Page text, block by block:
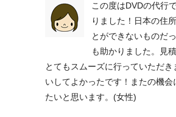
この度はDVDの代行
りました！日本の住
とができないものだ
も助かりました。見
とてもスムーズに行っていただき
いしてよかったです！またの機会
たいと思います。(女性)